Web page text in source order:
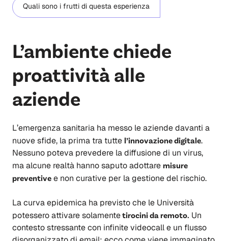
Quali sono i frutti di questa esperienza
L’ambiente chiede
proattività alle
aziende
L’emergenza sanitaria ha messo le aziende davanti a
nuove sfide, la prima tra tutte l’innovazione digitale.
Nessuno poteva prevedere la diffusione di un virus,
ma alcune realtà hanno saputo adottare misure
preventive e non curative per la gestione del rischio.
La curva epidemica ha previsto che le Università
potessero attivare solamentetirocini da remoto. Un
contesto stressante con infinite videocall e un flusso